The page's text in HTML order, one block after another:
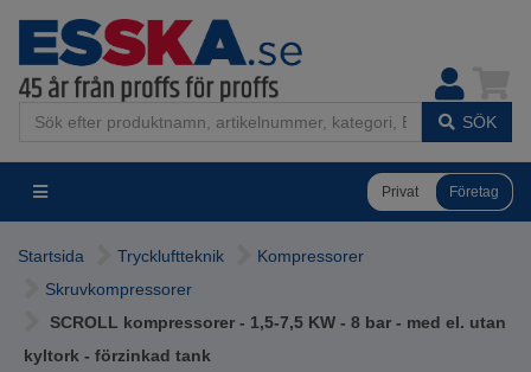
SÖK
Privat Företag
Startsida Tryckluftteknik
Kompressorer
Skruvkompressorer
SCROLL kompressorer - 1,5-7,5 KW - 8 bar - med el. utan
kyltork - förzinkad tank